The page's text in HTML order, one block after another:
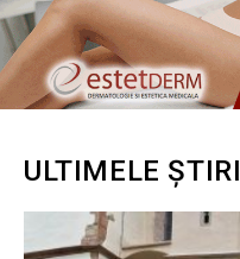
ULTIMELE ȘTIRI